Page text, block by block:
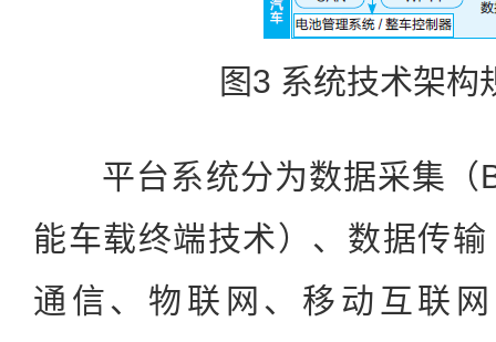
图3 系统技术架构
平台系统分为数据采集（
能车载终端技术）、数据传
通信、物联网、移动互联